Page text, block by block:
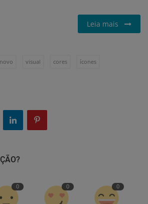
Leia mais
novo visual cores ícones
0 0 0